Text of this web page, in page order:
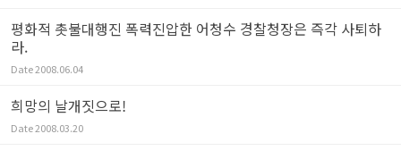
평화적 촛불대행진 폭력진압한 어청수 경찰청장은 즉각 사퇴하
라.
Date2008.06.04
희망의 날개짓으로!
Date2008.03.20